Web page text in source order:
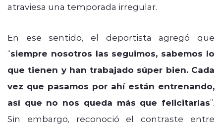
atraviesa una temporada irregular.
En ese sentido, el deportista agregó que
“siempre nosotros las seguimos, sabemos lo
que tienen y han trabajado súper bien. Cada
vez que pasamos por ahí están entrenando,
así que no nos queda más que felicitarlas”.
Sin embargo, reconoció el contraste entre